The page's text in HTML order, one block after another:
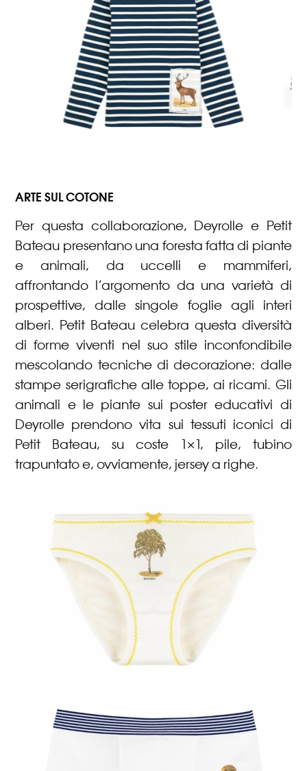
ARTE SUL COTONE
Per questa collaborazione, Deyrolle e Petit
Bateau presentano una foresta fatta di piante
e animali, da uccelli e mammiferi,
affrontando l’argomento da una varietà di
prospettive, dalle singole foglie agli interi
alberi. Petit Bateau celebra questa diversità
di forme viventi nel suo stile inconfondibile
mescolando tecniche di decorazione: dalle
stampe serigrafiche alle toppe, ai ricami. Gli
animali e le piante sui poster educativi di
Deyrolle prendono vita sui tessuti iconici di
Petit Bateau, su coste 1×1, pile, tubino
trapuntato e, ovviamente, jersey a righe.